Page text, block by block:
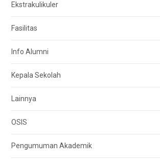
Ekstrakulikuler
Fasilitas
Info Alumni
Kepala Sekolah
Lainnya
OSIS
Pengumuman Akademik